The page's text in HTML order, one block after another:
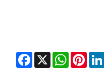
Facebook
X WhatsApp